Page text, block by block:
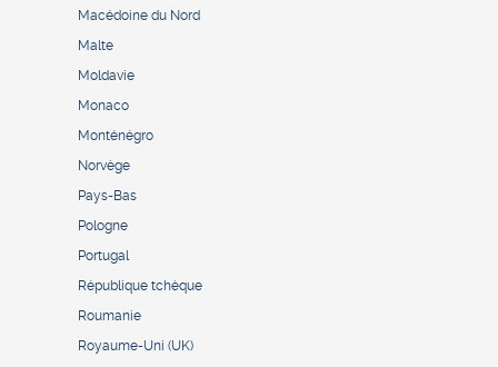
Macédoine du Nord
Malte
Moldavie
Monaco
Monténégro
Norvège
Pays-Bas
Pologne
Portugal
République tchèque
Roumanie
Royaume-Uni (UK)